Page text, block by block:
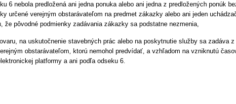
6 nebola predložená ani jedna ponuka alebo ani jedna z predložených ponúk
určené verejným obstarávateľom na predmet zákazky alebo ani jeden
že pôvodné podmienky zadávania zákazky sa podstatne nezmenia,
na uskutočnenie stavebných prác alebo na poskytnutie služby sa zadáva z
obstarávateľom, ktorú nemohol predvídať, a vzhľadom na vzniknutú
platformy a ani podľa odseku 6.